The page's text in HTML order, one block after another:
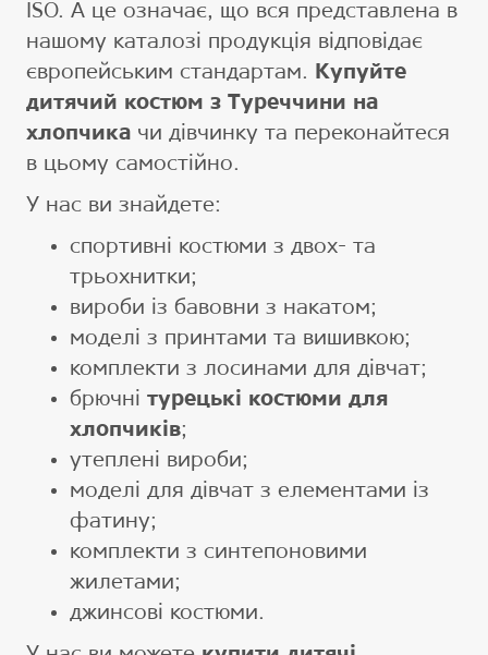
ISO. А це означає, що вся представлена ​​в
нашому каталозі продукція відповідає
європейським стандартам.
Купуйте
дитячий костюм з Туреччини на
хлопчика чи дівчинку та переконайтеся
в цьому самостійно.
У нас ви знайдете:
спортивні костюми з двох- та
трьохнитки;
вироби із бавовни з накатом;
моделі з принтами та вишивкою;
комплекти з лосинами для дівчат;
брючні турецькі костюми для
хлопчиків;
утеплені вироби;
моделі для дівчат з елементами із
фатину;
комплекти з синтепоновими
жилетами;
джинсові костюми.